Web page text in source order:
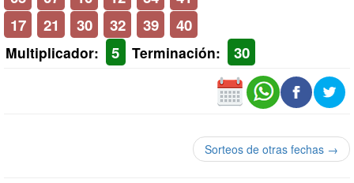
17
21 30 32 39 40
Multiplicador: 5 Terminación: 30
Sorteos de otras fechas →